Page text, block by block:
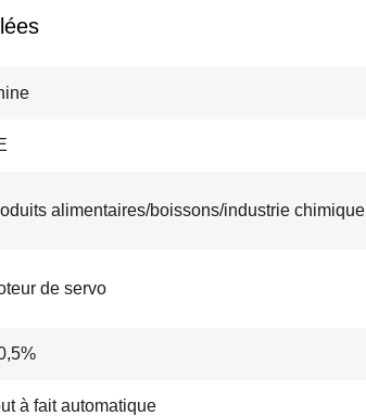
alimentaires/boissons/industrie chimique
de servo
à fait automatique